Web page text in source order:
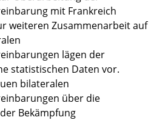
mit Frankreich
weiteren Zusammenarbeit auf
lägen der
statistischen Daten vor.
bilateralen
über die
Bekämpfung